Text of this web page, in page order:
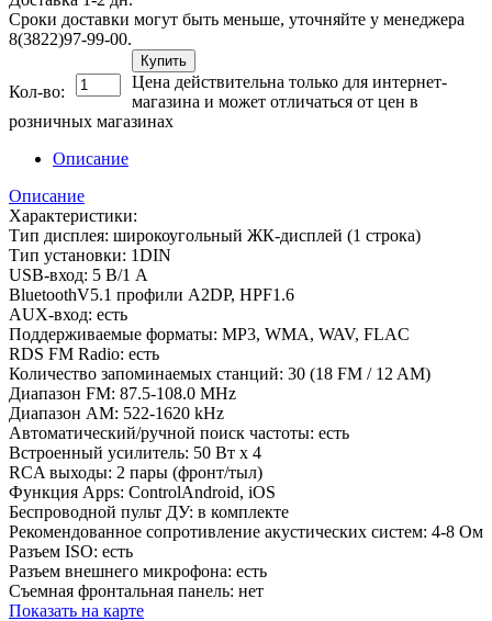
Сроки доставки могут быть меньше, уточняйте у менеджера
8(3822)97-99-00.
Кол-во:
Купить
Цена действительна только для интернет-
магазина и может отличаться от цен в
розничных магазинах
Описание
Описание
Характеристики:
Тип дисплея: широкоугольный ЖК-дисплей (1 строка)
Тип установки: 1DIN
USB-вход: 5 В/1 А
BluetoothV5.1 профили A2DP, HPF1.6
AUX-вход: есть
Поддерживаемые форматы: MP3, WMA, WAV, FLAC
RDS FM Radio: есть
Количество запоминаемых станций: 30 (18 FM / 12 AM)
Диапазон FM: 87.5-108.0 MHz
Диапазон AM: 522-1620 kHz
Автоматический/ручной поиск частоты: есть
Встроенный усилитель: 50 Вт х 4
RCA выходы: 2 пары (фронт/тыл)
Функция Apps: ControlAndroid, iOS
Беспроводной пульт ДУ: в комплекте
Рекомендованное сопротивление акустических систем: 4-8 Ом
Разъем ISO: есть
Разъем внешнего микрофона: есть
Съемная фронтальная панель: нет
Показать на карте